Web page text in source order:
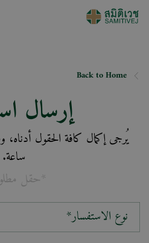
Back to Home
إرسال
ساعة.
*حقل
نوع الاستفسار*